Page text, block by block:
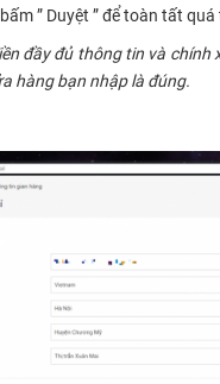
” Duyệt ” để toàn tất
đầy đủ thông tin và
hàng bạn nhập là đúng.